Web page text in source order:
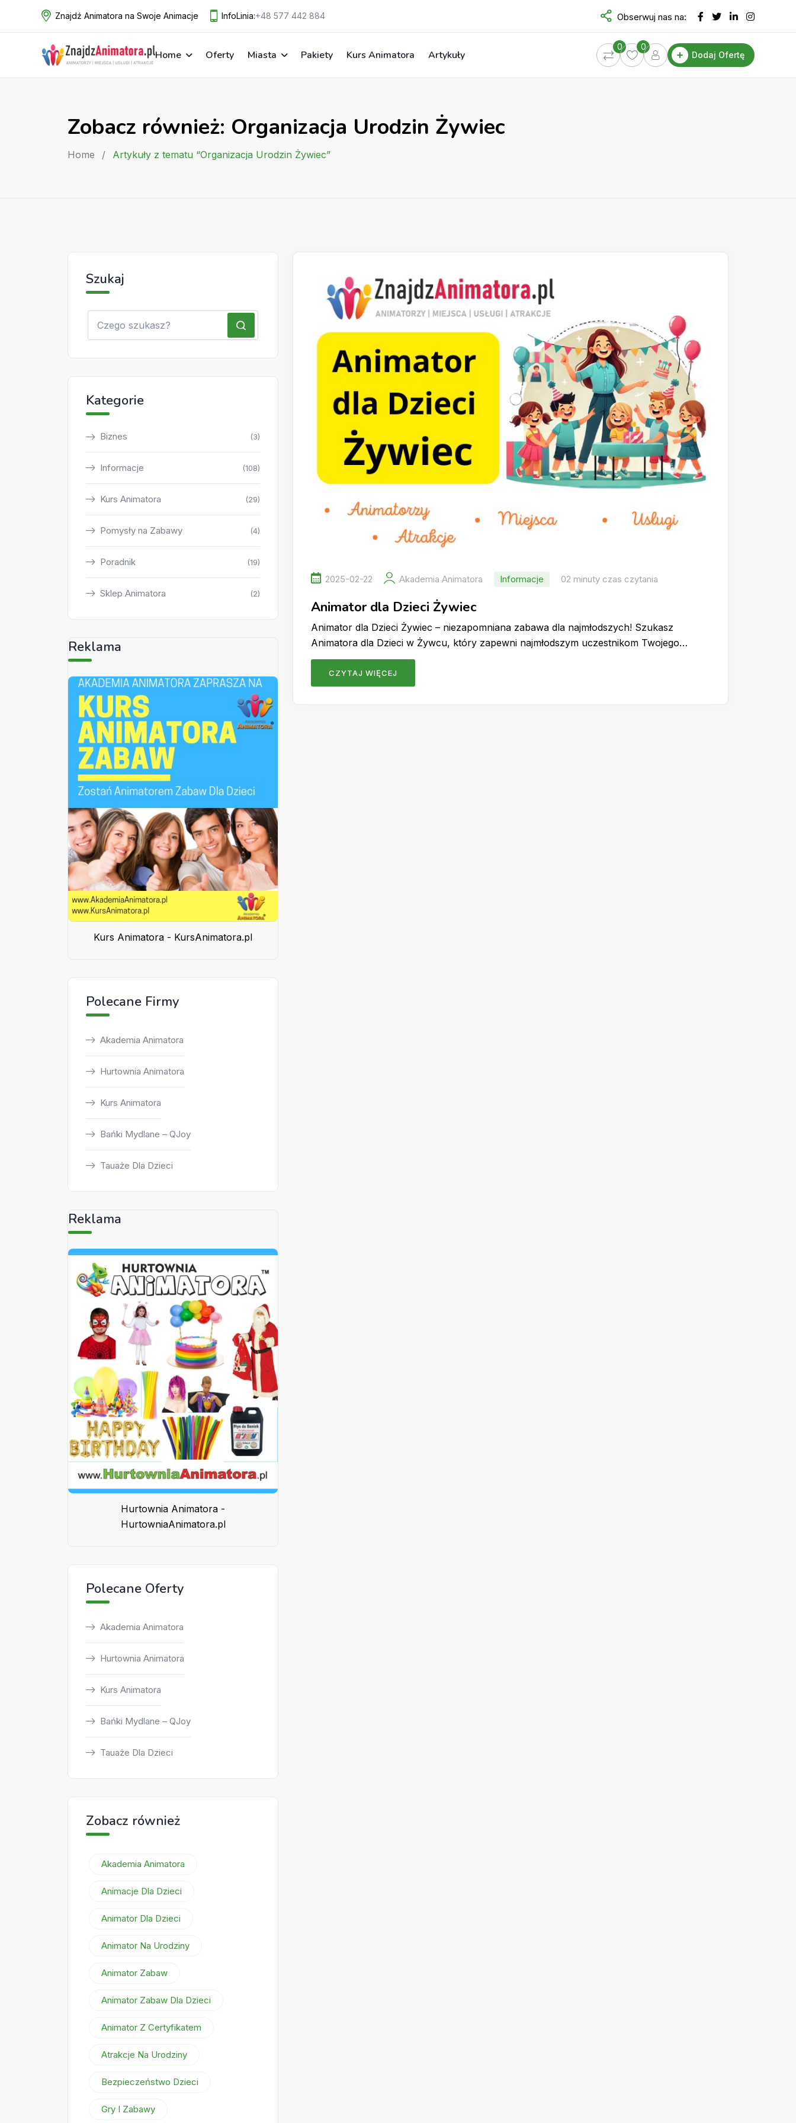
Znajdź Animatora na Swoje Animacje InfoLinia:+48 577 442 884 Obserwuj nas na:
Home Oferty Miasta Pakiety Kurs Animatora Artykuły
0
0
Dodaj Ofertę
Zobacz również: Organizacja Urodzin Żywiec
Home / Artykuły z tematu “Organizacja Urodzin Żywiec”
2025-02-22 Akademia Animatora Informacje 02 minuty czas czytania
Animator dla Dzieci Żywiec
Animator dla Dzieci Żywiec – niezapomniana zabawa dla najmłodszych! Szukasz
Animatora dla Dzieci w Żywcu, który zapewni najmłodszym uczestnikom Twojego…
CZYTAJ WIĘCEJ
Szukaj
Kategorie
Biznes (3)
Informacje (108)
Kurs Animatora (29)
Pomysły na Zabawy (4)
Poradnik (19)
Sklep Animatora (2)
Reklama
Kurs Animatora - KursAnimatora.pl
Polecane Firmy
Akademia Animatora
Hurtownia Animatora
Kurs Animatora
Bańki Mydlane – QJoy
Tauaże Dla Dzieci
Reklama
Hurtownia Animatora -
HurtowniaAnimatora.pl
Polecane Oferty
Akademia Animatora
Hurtownia Animatora
Kurs Animatora
Bańki Mydlane – QJoy
Tauaże Dla Dzieci
Zobacz również
Akademia Animatora
Animacje Dla Dzieci
Animator Dla Dzieci
Animator Na Urodziny
Animator Zabaw
Animator Zabaw Dla Dzieci
Animator Z Certyfikatem
Atrakcje Na Urodziny
Bezpieczeństwo Dzieci
Gry I Zabawy